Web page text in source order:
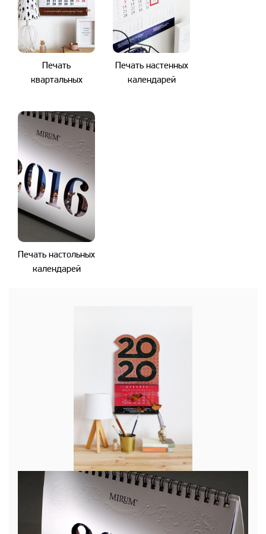
Печать
квартальных
Печать настенных
календарей
Печать настольных
календарей